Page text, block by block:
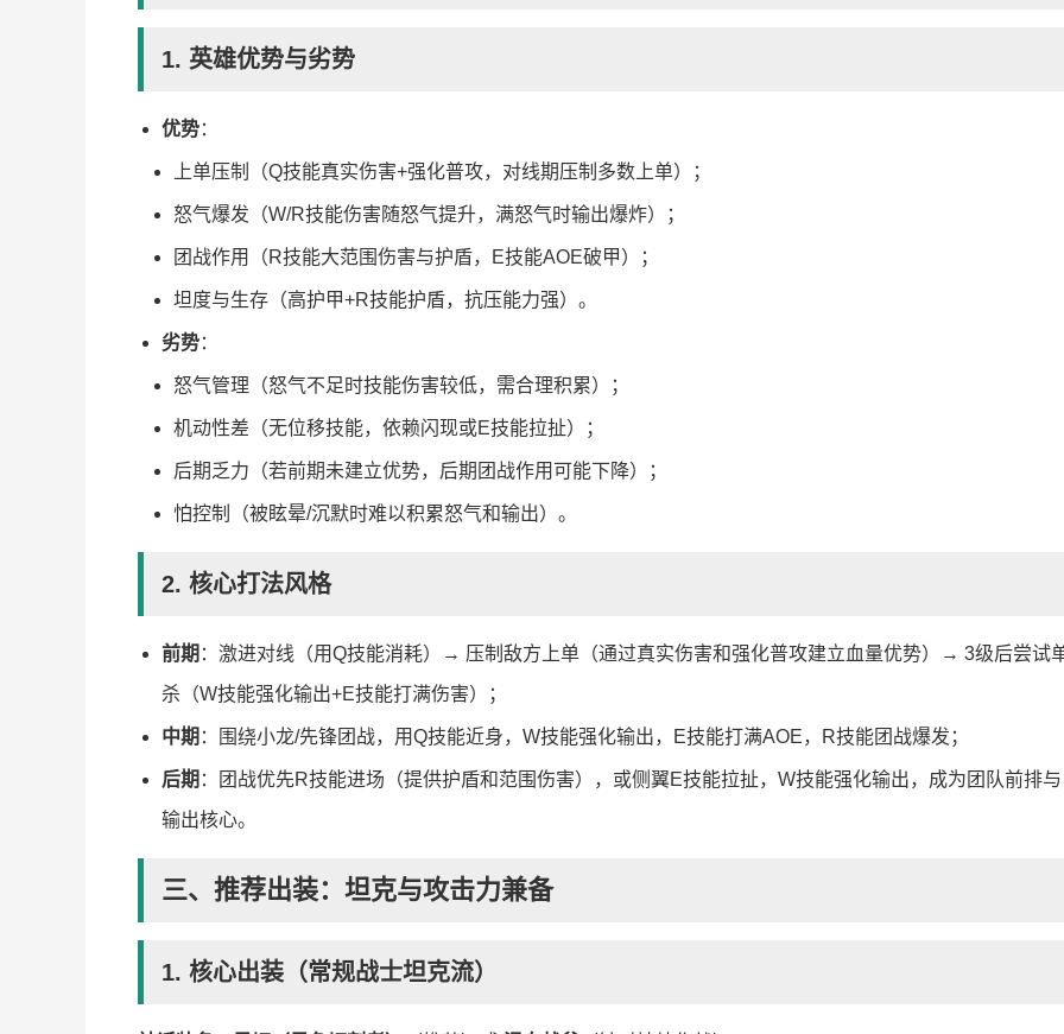
1. 英雄优势与劣势
优势：
上单压制（Q技能真实伤害+强化普攻，对线期压制多数上单）；
怒气爆发（W/R技能伤害随怒气提升，满怒气时输出爆炸）；
团战作用（R技能大范围伤害与护盾，E技能AOE破甲）；
坦度与生存（高护甲+R技能护盾，抗压能力强）。
劣势：
怒气管理（怒气不足时技能伤害较低，需合理积累）；
机动性差（无位移技能，依赖闪现或E技能拉扯）；
后期乏力（若前期未建立优势，后期团战作用可能下降）；
怕控制（被眩晕/沉默时难以积累怒气和输出）。
2. 核心打法风格
前期 ：激进对线（用Q技能消耗）→ 压制敌方上单（通过真实伤害和强化普攻建立血量优势）→ 3级后尝试
杀（W技能强化输出+E技能打满伤害）；
中期 ：围绕小龙/先锋团战，用Q技能近身，W技能强化输出，E技能打满AOE，R技能团战爆发；
后期 ：团战优先R技能进场（提供护盾和范围伤害），或侧翼E技能拉扯，W技能强化输出，成为团队前排与
输出核心。
三、推荐出装：坦克与攻击力兼备
1. 核心出装（常规战士坦克流）